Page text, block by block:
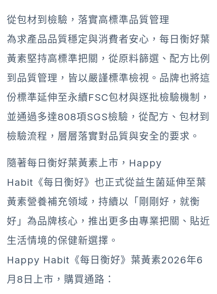
從包材到檢驗，落實高標準品質管理
為求產品品質穩定與消費者安心，每日衡好葉
黃素堅持高標準把關，從原料篩選、配方比例
到品質管理，皆以嚴謹標準檢視。品牌也將這
份標準延伸至永續FSC包材與逐批檢驗機制，
並通過多達808項SGS檢驗，從配方、包材到
檢驗流程，層層落實對品質與安全的要求。
隨著每日衡好葉黃素上市，Happy
Habit《每日衡好》也正式從益生菌延伸至葉
黃素營養補充領域，持續以「剛剛好，就衡
好」為品牌核心，推出更多由專業把關、貼近
生活情境的保健新選擇。
Happy Habit《每日衡好》葉黃素2026年6
月8日上市，購買通路：